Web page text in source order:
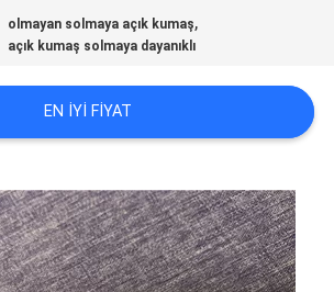
olmayan solmaya açık kumaş,
açık kumaş solmaya dayanıklı
EN IYI FIYAT